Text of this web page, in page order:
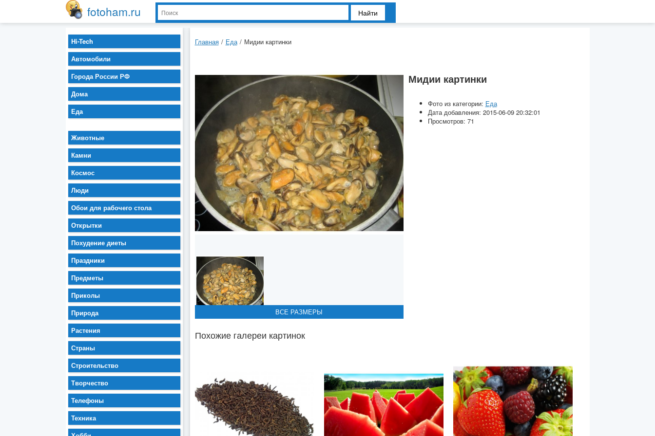
fotoham.ru Найти
Главная / Еда / Мидии картинки
ВСЕ РАЗМЕРЫ
ВСЕ РАЗМЕРЫ
ВСЕ РАЗМЕРЫ
ВСЕ РАЗМЕРЫ
Мидии картинки
Фото из категории: Еда
Дата добавления: 2015-06-09 20:32:01
Просмотров: 71
Похожие галереи картинок
Hi-Tech
Автомобили
Города России РФ
Дома
Еда
Животные
Камни
Космос
Люди
Обои для рабочего стола
Открытки
Похудение диеты
Праздники
Предметы
Приколы
Природа
Растения
Страны
Строительство
Творчество
Телефоны
Техника